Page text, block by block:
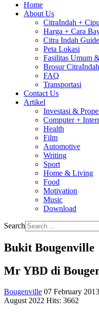
Home
About Us
CitraIndah +
Harga + Cara
Citra Indah
Peta Lokasi
Fasilitas Umum
Brosur CitraIndah
FAQ
Transportasi
Contact Us
Artikel
Investasi &
Computer +
Health
Film
Automotive
Writing
Sport
Home & Living
Food
Motivation
Music
Download
Search
Bukit Bougenville
Mr YBD di
Bougenville 07 February 2013
August 2022 Hits: 3662